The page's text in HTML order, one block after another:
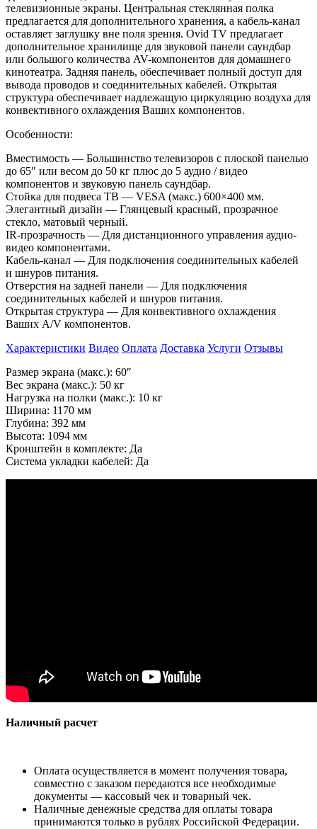
телевизионные экраны. Центральная стеклянная полка
предлагается для дополнительного хранения, а кабель-канал
оставляет заглушку вне поля зрения. Ovid TV предлагает
дополнительное хранилище для звуковой панели саундбар
или большого количества AV-компонентов для домашнего
кинотеатра. Задняя панель, обеспечивает полный доступ для
вывода проводов и соединительных кабелей. Открытая
структура обеспечивает надлежащую циркуляцию воздуха для
конвективного охлаждения Ваших компонентов.
Особенности:
Вместимость — Большинство телевизоров с плоской панелью
до 65″ или весом до 50 кг плюс до 5 аудио / видео
компонентов и звуковую панель саундбар.
Стойка для подвеса ТВ — VESA (макс.) 600×400 мм.
Элегантный дизайн — Глянцевый красный, прозрачное
стекло, матовый черный.
IR-прозрачность — Для дистанционного управления аудио-
видео компонентами.
Кабель-канал — Для подключения соединительных кабелей
и шнуров питания.
Отверстия на задней панели — Для подключения
соединительных кабелей и шнуров питания.
Открытая структура — Для конвективного охлаждения
Ваших A/V компонентов.
Характеристики Видео Оплата Доставка Услуги Отзывы
Размер экрана (макс.): 60″
Вес экрана (макс.): 50 кг
Нагрузка на полки (макс.): 10 кг
Ширина: 1170 мм
Глубина: 392 мм
Высота: 1094 мм
Кронштейн в комплекте: Да
Система укладки кабелей: Да
Наличный расчет
Оплата осуществляется в момент получения товара,
совместно с заказом передаются все необходимые
документы — кассовый чек и товарный чек.
Наличные денежные средства для оплаты товара
принимаются только в рублях Российской Федерации.